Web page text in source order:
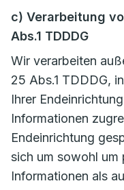
c) Verarbeitung
Abs.1 TDDDG
Wir verarbeiten
25 Abs.1 TDDDG,
Ihrer
Informationen
Endeinrichtung
sich um sowohl um
Informationen als